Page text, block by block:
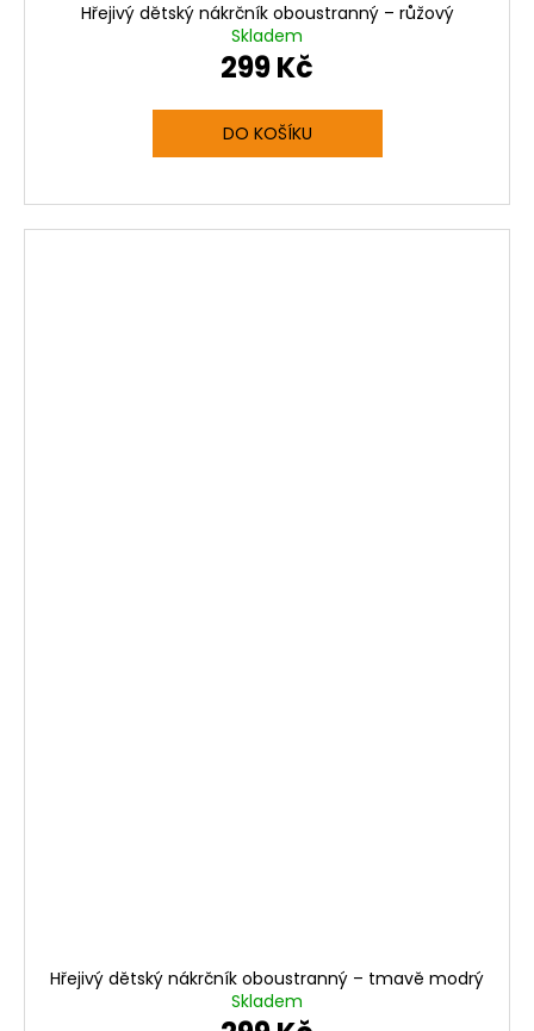
Hřejivý dětský nákrčník oboustranný – růžový
Skladem
299 Kč
DO KOŠÍKU
Hřejivý dětský nákrčník oboustranný – tmavě modrý
Skladem